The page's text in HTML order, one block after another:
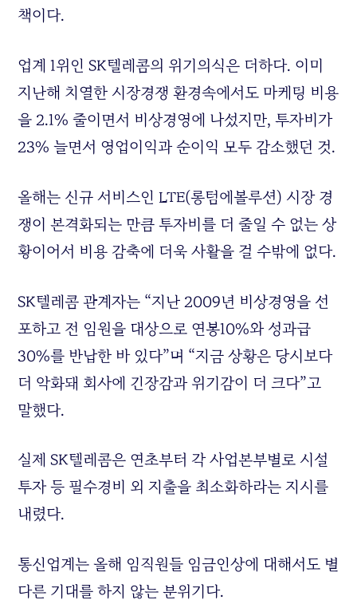
책이다.
업계 1위인 SK텔레콤의 위기의식은 더하다. 이미
지난해 치열한 시장경쟁 환경속에서도 마케팅 비용
을 2.1% 줄이면서 비상경영에 나섰지만, 투자비가
23% 늘면서 영업이익과 순이익 모두 감소했던 것.
올해는 신규 서비스인 LTE(롱텀에볼루션) 시장 경
쟁이 본격화되는 만큼 투자비를 더 줄일 수 없는 상
황이어서 비용 감축에 더욱 사활을 걸 수밖에 없다.
SK텔레콤 관계자는 “지난 2009년 비상경영을 선
포하고 전 임원을 대상으로 연봉10%와 성과급
30%를 반납한 바 있다”며 “지금 상황은 당시보다
더 악화돼 회사에 긴장감과 위기감이 더 크다”고
말했다.
실제 SK텔레콤은 연초부터 각 사업본부별로 시설
투자 등 필수경비 외 지출을 최소화하라는 지시를
내렸다.
통신업계는 올해 임직원들 임금인상에 대해서도 별
다른 기대를 하지 않는 분위기다.